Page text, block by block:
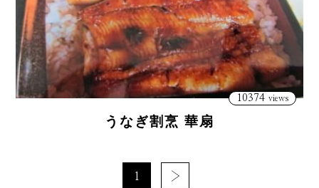
10374 views
うなぎ割烹 華扇
1 ›